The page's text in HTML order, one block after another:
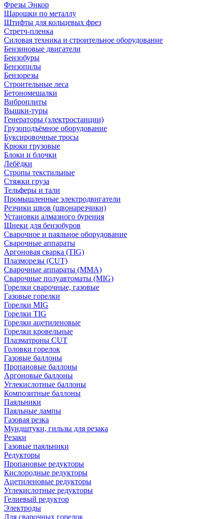
Фрезы Энкор
Шарошки по металлу
Штифты для кольцевых фрез
Стретч-пленка
Силовая техника и строительное оборудование
Бензиновые двигатели
Бензобуры
Бензопилы
Бензорезы
Строительные леса
Бетономешалки
Виброплиты
Вышки-туры
Генераторы (электростанции)
Грузоподъёмное оборудование
Буксировочные тросы
Крюки грузовые
Блоки и блочки
Лебёдки
Стропы текстильные
Стяжки груза
Тельферы и тали
Промышленные электродвигатели
Резчики швов (швонарезчики)
Установки алмазного бурения
Шнеки для бензобуров
Сварочное и паяльное оборудование
Сварочные аппараты
Аргоновая сварка (TIG)
Плазморезы (CUT)
Сварочные аппараты (MMA)
Сварочные полуавтоматы (MIG)
Горелки сварочные, газовые
Газовые горелки
Горелки MIG
Горелки TIG
Горелки ацетиленовые
Горелки кровельные
Плазматроны CUT
Головки горелок
Газовые баллоны
Пропановые баллоны
Аргоновые баллоны
Углекислотные баллоны
Композитные баллоны
Паяльники
Паяльные лампы
Газовая резка
Мундштуки, гильзы для резака
Резаки
Газовые паяльники
Редукторы
Пропановые редукторы
Кислородные редукторы
Ацетиленовые редукторы
Углекислотные редукторы
Гелиевый редуктор
Электроды
Для сварочных горелок